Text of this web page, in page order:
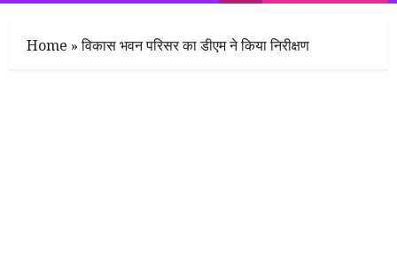
Menu
Home »विकास भवन परिसर का डीएम ने किया निरीक्षण